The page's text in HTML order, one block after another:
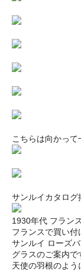
こちらは向かって
サンルイカタログ
1930年代 フランス
フランスで買い付
サンルイ ローズ
グラスのご案内で
天使の羽根のよう